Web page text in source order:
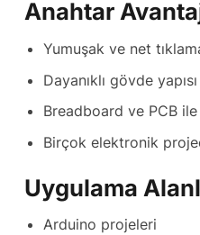
Anahtar
Yumuşak ve net
Dayanıklı gövde yapısı
Breadboard ve PCB
Birçok elektronik
Uygulama
Arduino projeleri